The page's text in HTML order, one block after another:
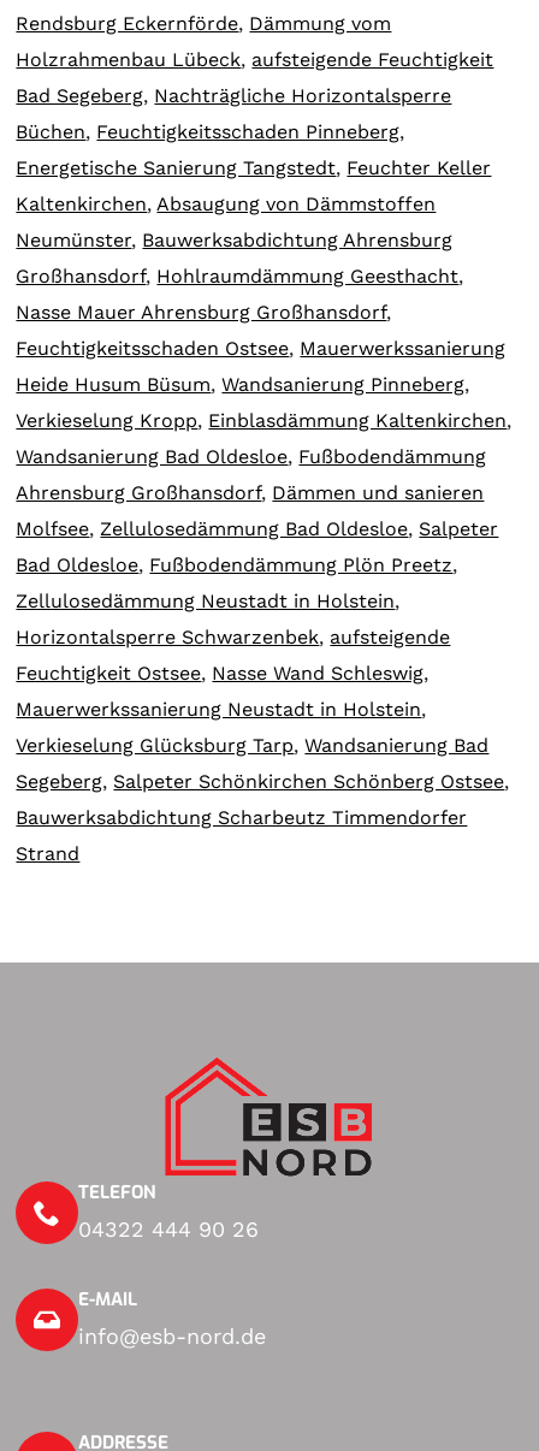
Rendsburg Eckernförde, Dämmung vom
Holzrahmenbau Lübeck, aufsteigende Feuchtigkeit
Bad Segeberg, Nachträgliche Horizontalsperre
Büchen, Feuchtigkeitsschaden Pinneberg,
Energetische Sanierung Tangstedt, Feuchter Keller
Kaltenkirchen, Absaugung von Dämmstoffen
Neumünster, Bauwerksabdichtung Ahrensburg
Großhansdorf, Hohlraumdämmung Geesthacht,
Nasse Mauer Ahrensburg Großhansdorf,
Feuchtigkeitsschaden Ostsee, Mauerwerkssanierung
Heide Husum Büsum,Wandsanierung Pinneberg,
Verkieselung Kropp, Einblasdämmung Kaltenkirchen,
Wandsanierung Bad Oldesloe, Fußbodendämmung
Ahrensburg Großhansdorf, Dämmen und sanieren
Molfsee, Zellulosedämmung Bad Oldesloe, Salpeter
Bad Oldesloe, Fußbodendämmung Plön Preetz,
Zellulosedämmung Neustadt in Holstein,
Horizontalsperre Schwarzenbek, aufsteigende
Feuchtigkeit Ostsee, Nasse Wand Schleswig,
Mauerwerkssanierung Neustadt in Holstein,
Verkieselung Glücksburg Tarp,Wandsanierung Bad
Segeberg, Salpeter Schönkirchen Schönberg Ostsee,
Bauwerksabdichtung Scharbeutz Timmendorfer
Strand
TELEFON
04322 444 90 26
E-MAIL
info@esb-nord.de
ADDRESSE